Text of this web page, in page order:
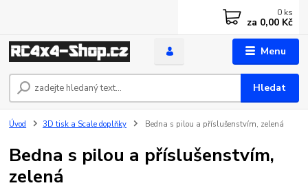
Menu
Hledat
0 ks
za 0,00 Kč
Úvod 3D tisk a Scale doplňky Bedna s pilou a příslušenstvím, zelená
Bedna s pilou a příslušenstvím,
zelená